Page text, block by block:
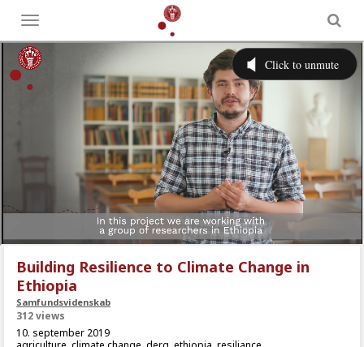
Toggle
menu
Building Resilience to Climate Change in
Ethiopia
Samfundsvidenskab
312 views
10. september 2019